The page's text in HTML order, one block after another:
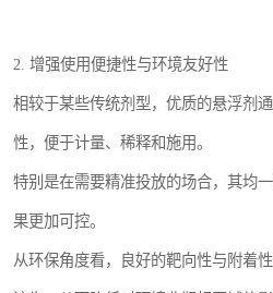
2. 增强使用便捷性与环境友好性
相较于某些传统剂型，优质的悬浮剂
性，便于计量、稀释和施用。
特别是在需要精准投放的场合，其均
果更加可控。
从环保角度看，良好的靶向性与附着